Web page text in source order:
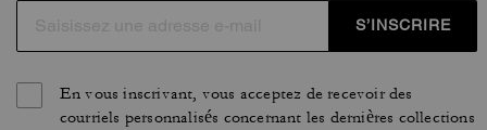
S’INSCRIRE
En vous inscrivant, vous acceptez de recevoir des
courriels personnalisés concernant les dernières collections